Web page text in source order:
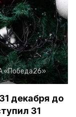
«Победа26»
декабря до
31